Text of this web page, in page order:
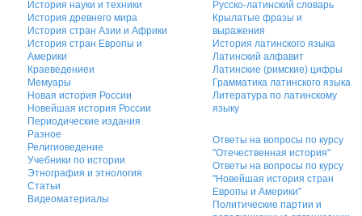
История науки и техники
История древнего мира
История стран Азии и Африки
История стран Европы и
Америки
Краеведениеи
Мемуары
Новая история России
Новейшая история России
Периодические издания
Разное
Религиоведение
Учебники по истории
Этнография и этнология
Статьи
Видеоматериалы
Русско-латинский словарь
Крылатые фразы и
выражения
История латинского языка
Латинский алфавит
Латинские (римские) цифры
Грамматика латинского языка
Литература по латинскому
языку
Ответы на вопросы по курсу
"Отечественная история"
Ответы на вопросы по курсу
"Новейшая история стран
Европы и Америки"
Политические партии и